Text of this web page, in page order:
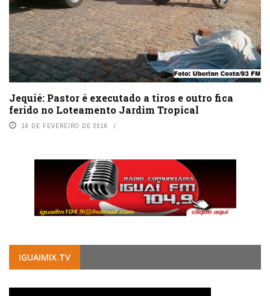
Jequié: Pastor é executado a tiros e outro fica
ferido no Loteamento Jardim Tropical
16 DE FEVEREIRO DE 2016
IGUAIMIX.TV